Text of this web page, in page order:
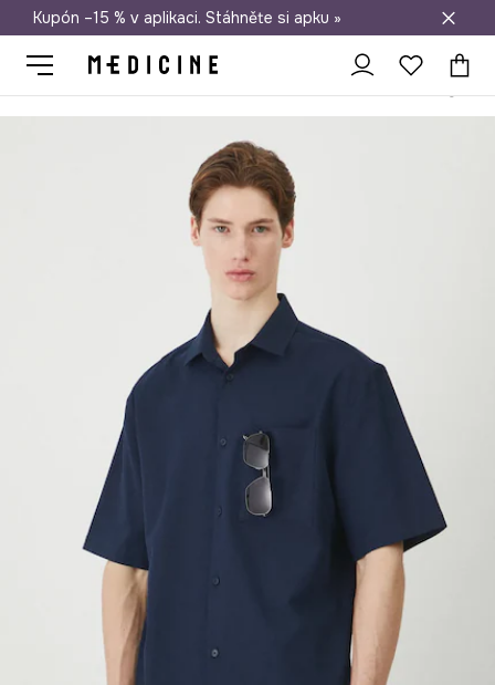
Doprava zdarma při nákupu nad 1 200 Kč
Kupón –15 % v aplikaci. Stáhněte si apku »